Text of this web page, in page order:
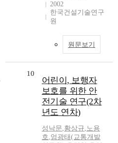
2002
한국건설기술연구
원
원문보기
10
어린이, 보행자
보호를 위한 안
전기술 연구(2차
년도 연차)
성낙문,황상규,노용
호,엄광태(교통개발